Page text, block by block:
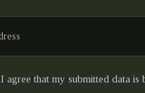
I agree that my submitted data is